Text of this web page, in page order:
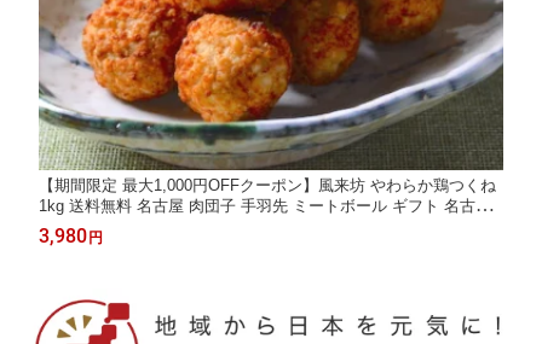
【期間限定 最大1,000円OFFクーポン】風来坊 やわらか鶏つくね
1kg 送料無料 名古屋 肉団子 手羽先 ミートボール ギフト 名古屋
名物 レンジ おつまみ 惣菜 プレゼント 贈答 簡単調理 土産 お土産
通販 2026 ギフト 楽天 父の日 お中元 御中元 残暑見舞い
3,980 円